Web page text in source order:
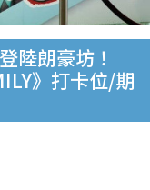
陸朗豪坊！
》打卡位/期